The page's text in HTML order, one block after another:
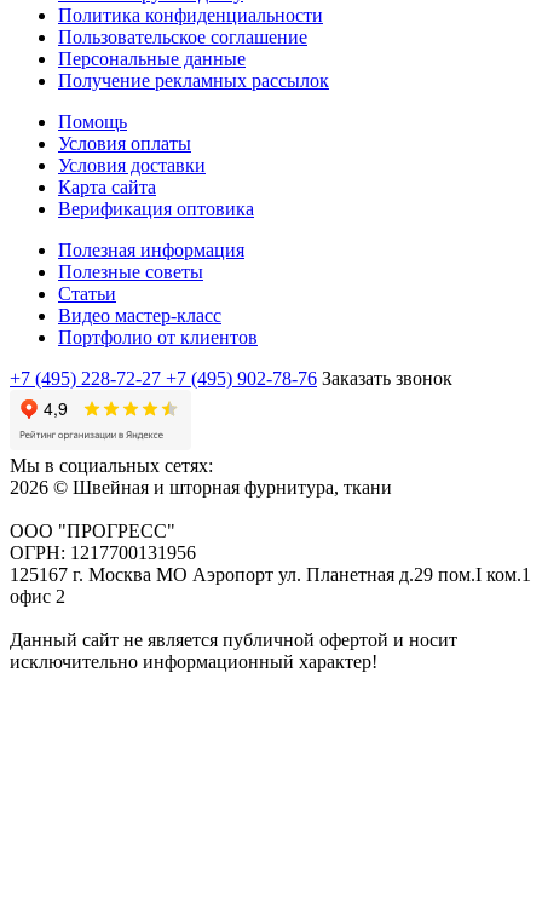
Политика конфиденциальности
Пользовательское соглашение
Персональные данные
Получение рекламных рассылок
Помощь
Условия оплаты
Условия доставки
Карта сайта
Верификация оптовика
Полезная информация
Полезные советы
Статьи
Видео мастер-класс
Портфолио от клиентов
+7 (495) 228-72-27 +7 (495) 902-78-76 Заказать звонок
Мы в социальных сетях:
2026 © Швейная и шторная фурнитура, ткани
ООО "ПРОГРЕСС"
ОГРН: 1217700131956
125167 г. Москва МО Аэропорт ул. Планетная д.29 пом.I ком.1
офис 2
Данный сайт не является публичной офертой и носит
исключительно информационный характер!